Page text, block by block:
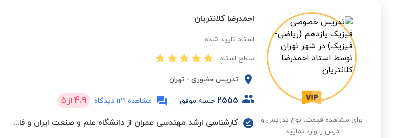
برای مشاهده قیمت، نوع تدریس و
درس را وارد نمایید:
احمدرضا کلانتریان
استاد تایید شده
سطح استاد:
تدریس حضوری - تهران
2555 جلسه موفق مشاهده 129 دیدگاه 4.9 از 5
کارشناسی ارشد مهندسی عمران از دانشگاه علم و صنعت ایران و فارغ التحصیل کارشناسی از دانشگاه امیرکبیر(پلی تکنیک)